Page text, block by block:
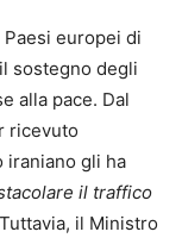
europei di
sostegno degli
alla pace. Dal
ricevuto
iraniano gli ha
il traffico
il Ministro